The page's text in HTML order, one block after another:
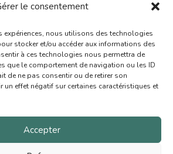
le consentement
expériences, nous utilisons des technologies
stocker et/ou accéder aux informations des
à ces technologies nous permettra de
que le comportement de navigation ou les ID
de ne pas consentir ou de retirer son
un effet négatif sur certaines caractéristiques et
Accepter
MENU
Fibres naturelles
Aiguilles et crochets
Cartes-cadeaux
Nous joindre
Conditions de vente
de confidentialité